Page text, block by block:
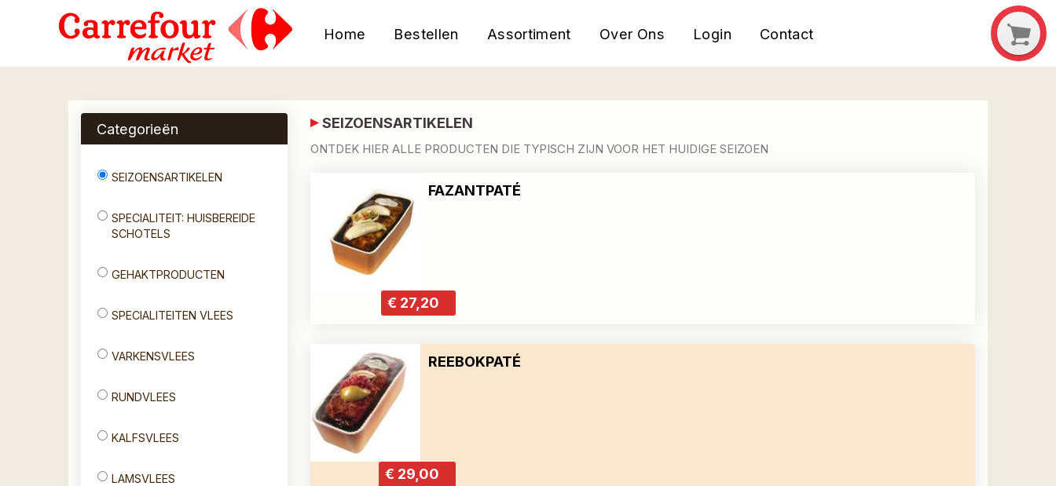
Home Bestellen Assortiment Over Ons Login Contact
Categorieën
SEIZOENSARTIKELEN
SPECIALITEIT: HUISBEREIDE
SCHOTELS
GEHAKTPRODUCTEN
SPECIALITEITEN VLEES
VARKENSVLEES
RUNDVLEES
KALFSVLEES
LAMSVLEES
SEIZOENSARTIKELEN
ONTDEK HIER ALLE PRODUCTEN DIE TYPISCH ZIJN VOOR HET HUIDIGE SEIZOEN
FAZANTPATÉ
€ 27,20
REEBOKPATÉ
€ 29,00